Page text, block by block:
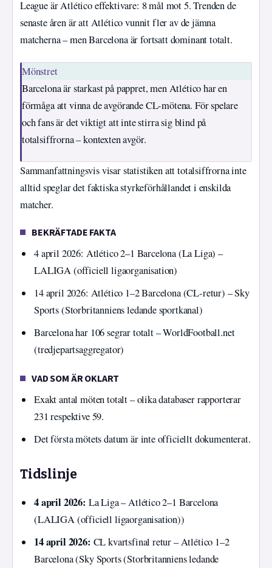
League är Atlético effektivare: 8 mål mot 5. Trenden de
senaste åren är att Atlético vunnit fler av de jämna
matcherna – men Barcelona är fortsatt dominant totalt.
Mönstret
Barcelona är starkast på pappret, men Atlético har en
förmåga att vinna de avgörande CL-mötena. För spelare
och fans är det viktigt att inte stirra sig blind på
totalsiffrorna – kontexten avgör.
Sammanfattningsvis visar statistiken att totalsiffrorna inte
alltid speglar det faktiska styrkeförhållandet i enskilda
matcher.
BEKRÄFTADE FAKTA
4 april 2026: Atlético 2–1 Barcelona (La Liga) –
LALIGA (officiell ligaorganisation)
14 april 2026: Atlético 1–2 Barcelona (CL-retur) – Sky
Sports (Storbritanniens ledande sportkanal)
Barcelona har 106 segrar totalt – WorldFootball.net
(tredjepartsaggregator)
VAD SOM ÄR OKLART
Exakt antal möten totalt – olika databaser rapporterar
231 respektive 59.
Det första mötets datum är inte officiellt dokumenterat.
Tidslinje
4 april 2026: La Liga – Atlético 2–1 Barcelona
(LALIGA (officiell ligaorganisation))
14 april 2026: CL kvartsfinal retur – Atlético 1–2
Barcelona (Sky Sports (Storbritanniens ledande